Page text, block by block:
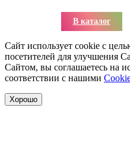
В каталог
Сайт использует cookie с
посетителей для улучшения
Сайтом, вы соглашаетесь на
соответствии с нашими
Хорошо